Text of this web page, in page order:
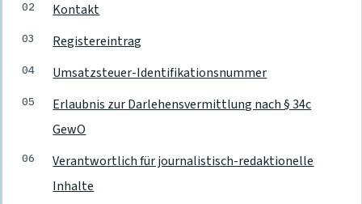
Kontakt
Registereintrag
Umsatzsteuer-Identifikationsnummer
Erlaubnis zur Darlehensvermittlung nach § 34c
GewO
Verantwortlich für journalistisch-redaktionelle
Inhalte